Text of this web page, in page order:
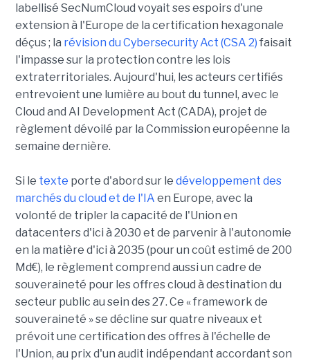
labellisé SecNumCloud voyait ses espoirs d'une
extension à l'Europe de la certification hexagonale
déçus ; la révision du Cybersecurity Act (CSA 2) faisait
l'impasse sur la protection contre les lois
extraterritoriales. Aujourd'hui, les acteurs certifiés
entrevoient une lumière au bout du tunnel, avec le
Cloud and AI Development Act (CADA), projet de
règlement dévoilé par la Commission européenne la
semaine dernière.
Si le texte porte d'abord sur le développement des
marchés du cloud et de l'IA en Europe, avec la
volonté de tripler la capacité de l'Union en
datacenters d'ici à 2030 et de parvenir à l'autonomie
en la matière d'ici à 2035 (pour un coût estimé de 200
Md€), le règlement comprend aussi un cadre de
souveraineté pour les offres cloud à destination du
secteur public au sein des 27. Ce « framework de
souveraineté » se décline sur quatre niveaux et
prévoit une certification des offres à l'échelle de
l'Union, au prix d'un audit indépendant accordant son